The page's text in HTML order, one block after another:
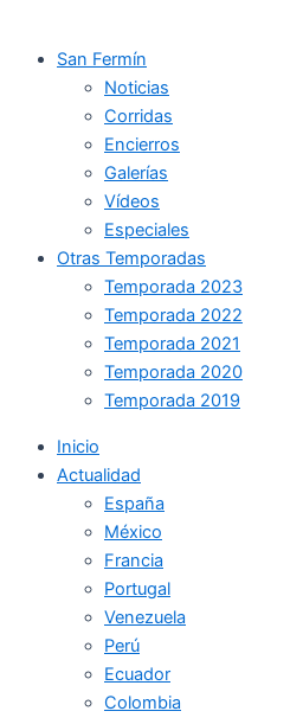
San Fermín
Noticias
Corridas
Encierros
Galerías
Vídeos
Especiales
Otras Temporadas
Temporada 2023
Temporada 2022
Temporada 2021
Temporada 2020
Temporada 2019
Inicio
Actualidad
España
México
Francia
Portugal
Venezuela
Perú
Ecuador
Colombia